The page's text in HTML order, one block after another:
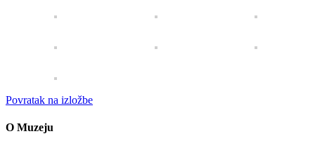
Povratak na izložbe
O Muzeju